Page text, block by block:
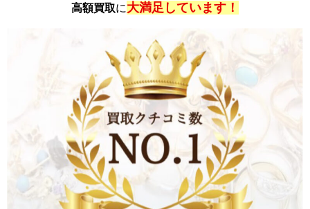
高額買取に大満足しています！